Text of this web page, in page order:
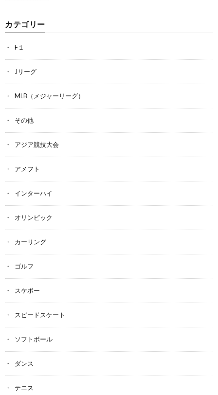
カテゴリー
F１
Jリーグ
MLB（メジャーリーグ）
その他
アジア競技大会
アメフト
インターハイ
オリンピック
カーリング
ゴルフ
スケボー
スピードスケート
ソフトボール
ダンス
テニス